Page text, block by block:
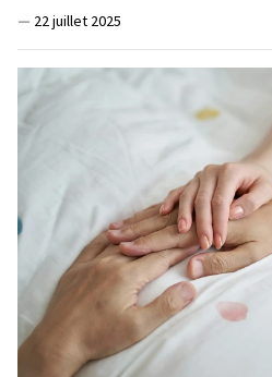
— 22 juillet 2025